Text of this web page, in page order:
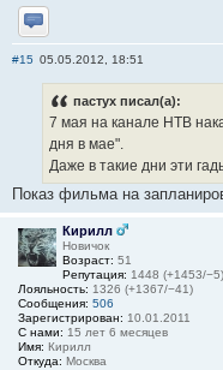
Отправить личное
#15 05.05.2012, 18:51
пастух писал(а):
7 мая на канале НТВ
дня в мае".
Даже в такие дни эти
Показ фильма на
Кирилл
Новичок
Возраст: 51
Репутация: 1448 (+1453/−5)
Лояльность: 1326 (+1367/−41)
Сообщения: 506
Зарегистрирован: 10.01.2011
С нами: 15 лет 6 месяцев
Имя: Кирилл
Откуда: Москва